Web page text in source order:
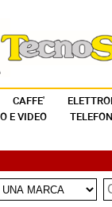
CAFFE'
E VIDEO